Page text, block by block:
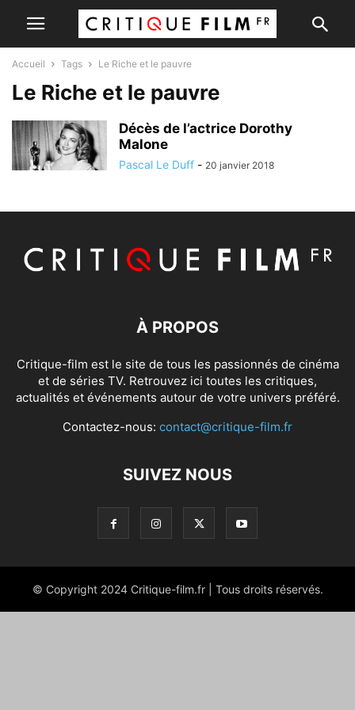
Accueil Tags Le Riche et le pauvre
Le Riche et le pauvre
Décès de l’actrice Dorothy
Malone
Pascal Le Duff - 20 janvier 2018
À PROPOS
Critique-film est le site de tous les passionnés de cinéma
et de séries TV. Retrouvez ici toutes les critiques,
actualités et événements autour de votre univers préféré.
Contactez-nous: contact@critique-film.fr
SUIVEZ NOUS
© Copyright 2024 Critique-film.fr | Tous droits réservés.